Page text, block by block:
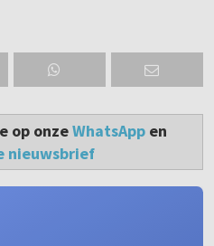
op onzeWhatsAppen
nieuwsbrief